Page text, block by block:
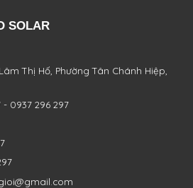
SOLAR
Thị Hố, PhườngTân Chánh Hiệp,
0937 296 297